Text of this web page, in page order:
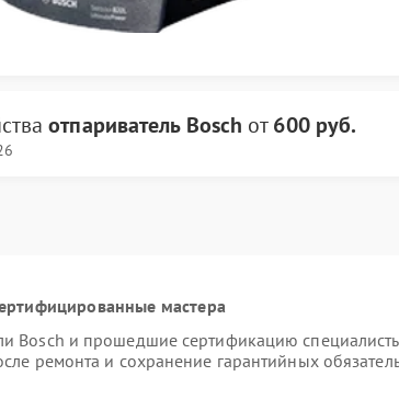
отпариватель Bosch от600 руб.
мастера
Bosch и прошедшие сертификацию
ремонта и сохранение гарантийных